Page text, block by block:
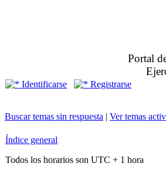
Portal
Identificarse Registrarse
Buscar temas sin respuesta | Ver temas
Índice general
Todos los horarios son UTC + 1 hora